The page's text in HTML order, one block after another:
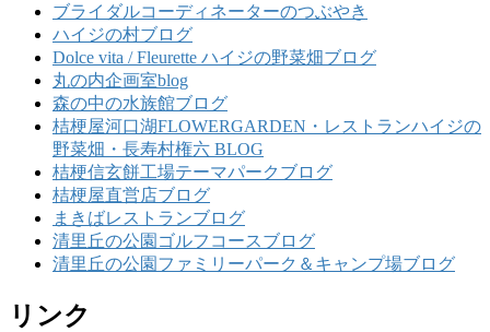
ブライダルコーディネーターのつぶやき
ハイジの村ブログ
Dolce vita / Fleurette ハイジの野菜畑ブログ
丸の内企画室blog
森の中の水族館ブログ
桔梗屋河口湖FLOWERGARDEN・レストランハイジの
野菜畑・長寿村権六 BLOG
桔梗信玄餅工場テーマパークブログ
桔梗屋直営店ブログ
まきばレストランブログ
清里丘の公園ゴルフコースブログ
清里丘の公園ファミリーパーク＆キャンプ場ブログ
リンク